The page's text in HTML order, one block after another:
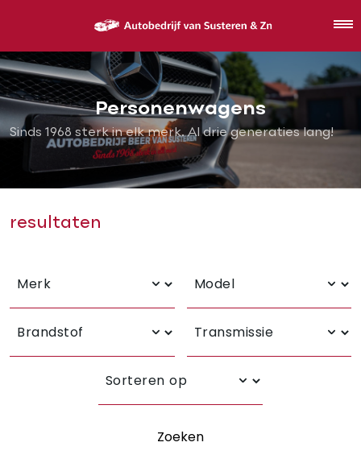
Personenwagens
Sinds 1968 sterk in elk merk. Al drie generaties lang!
resultaten
Zoeken